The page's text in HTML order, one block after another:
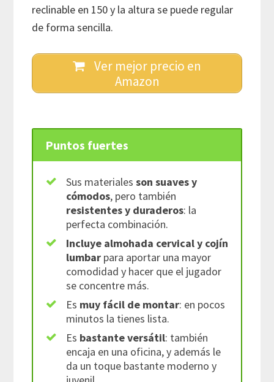
reclinable en 150 y la altura se puede regular
de forma sencilla.
Ver mejor precio en
Amazon
Puntos fuertes
Sus materialesson suaves y
cómodos, pero también
resistentes y duraderos: la
perfecta combinación.
Incluye almohada cervical y cojín
lumbar para aportar una mayor
comodidad y hacer que el jugador
se concentre más.
Es muy fácil de montar: en pocos
minutos la tienes lista.
Es bastante versátil: también
encaja en una oficina, y además le
da un toque bastante moderno y